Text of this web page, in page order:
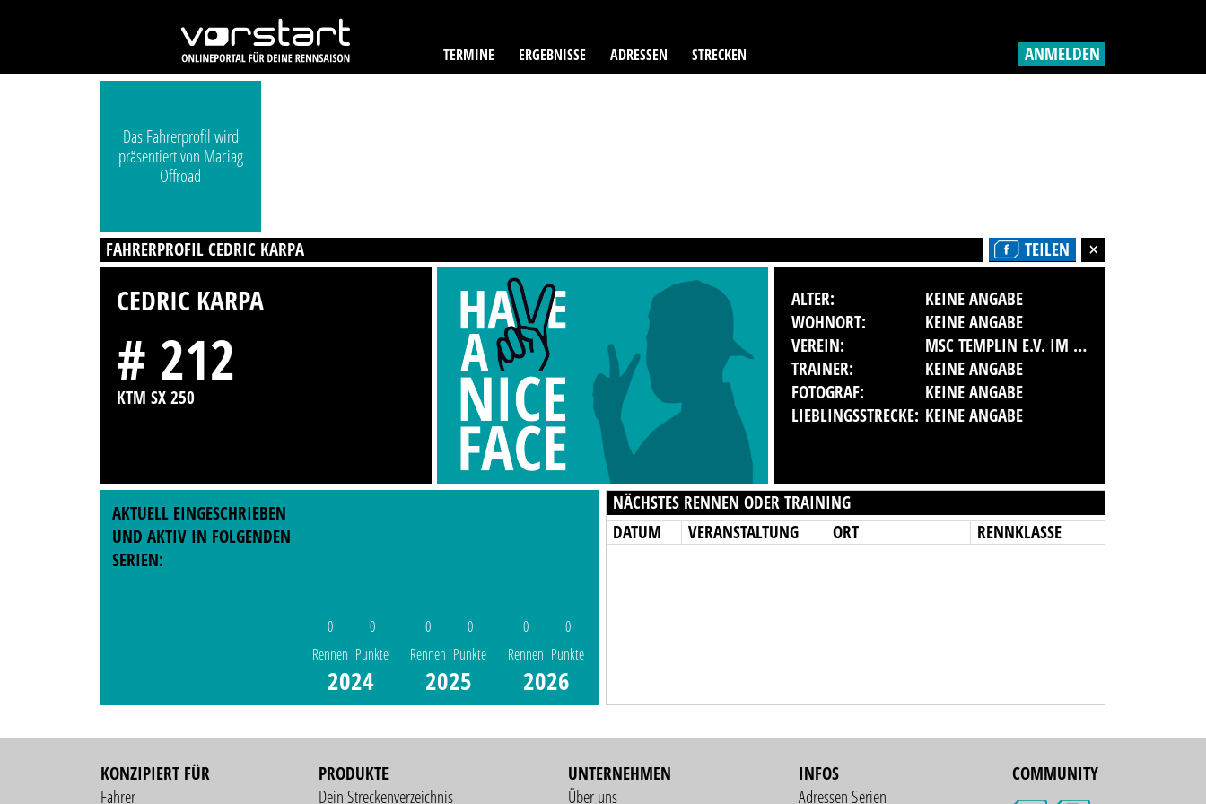
TERMINE ERGEBNISSE ADRESSEN STRECKEN ANMELDEN
Das Fahrerprofil wird
präsentiert von Maciag
Offroad
FAHRERPROFIL CEDRIC KARPA TEILEN
CEDRIC KARPA
# 212
KTM SX 250
ALTER:
KEINE ANGABE
WOHNORT:
KEINE ANGABE
VEREIN:
MSC TEMPLIN E.V. IM ADAC
TRAINER:
KEINE ANGABE
FOTOGRAF:
KEINE ANGABE
LIEBLINGSSTRECKE: KEINE ANGABE
AKTUELL EINGESCHRIEBEN
UND AKTIV IN FOLGENDEN
SERIEN:
0
Rennen
0
Punkte
2024
0
Rennen
0
Punkte
2025
0
Rennen
0
Punkte
2026
NÄCHSTES RENNEN ODER TRAINING
DATUM
VERANSTALTUNG ORT RENNKLASSE
KONZIPIERT FÜR
Fahrer
PRODUKTE
Dein Streckenverzeichnis
UNTERNEHMEN
Über uns
INFOS
Adressen Serien
COMMUNITY